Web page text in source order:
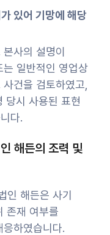
있어 기망에 해당
사의 설명이
일반적인 영업상
건을 검토하였고,
당시 사용된 표현
다.
해든의 조력 및
인 해든은 사기
존재 여부를
하였습니다.